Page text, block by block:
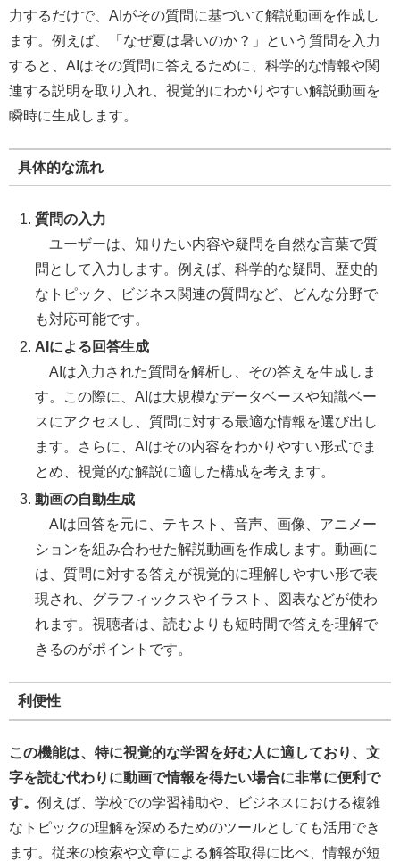
力するだけで、AIがその質問に基づいて解説動画を作成し
ます。例えば、「なぜ夏は暑いのか？」という質問を入力
すると、AIはその質問に答えるために、科学的な情報や関
連する説明を取り入れ、視覚的にわかりやすい解説動画を
瞬時に生成します。
具体的な流れ
質問の入力
ユーザーは、知りたい内容や疑問を自然な言葉で質
問として入力します。例えば、科学的な疑問、歴史的
なトピック、ビジネス関連の質問など、どんな分野で
も対応可能です。
AIによる回答生成
AIは入力された質問を解析し、その答えを生成しま
す。この際に、AIは大規模なデータベースや知識ベー
スにアクセスし、質問に対する最適な情報を選び出し
ます。さらに、AIはその内容をわかりやすい形式でま
とめ、視覚的な解説に適した構成を考えます。
動画の自動生成
AIは回答を元に、テキスト、音声、画像、アニメー
ションを組み合わせた解説動画を作成します。動画に
は、質問に対する答えが視覚的に理解しやすい形で表
現され、グラフィックスやイラスト、図表などが使わ
れます。視聴者は、読むよりも短時間で答えを理解で
きるのがポイントです。
利便性
この機能は、特に視覚的な学習を好む人に適しており、文
字を読む代わりに動画で情報を得たい場合に非常に便利で
す。 例えば、学校での学習補助や、ビジネスにおける複雑
なトピックの理解を深めるためのツールとしても活用でき
ます。従来の検索や文章による解答取得に比べ、情報が短